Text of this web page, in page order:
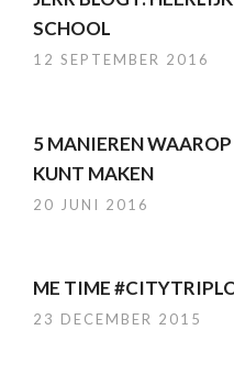
SCHOOL
12 SEPTEMBER 2016
5 MANIEREN
KUNT MAKEN
20 JUNI 2016
ME TIME
23 DECEMBER 2015